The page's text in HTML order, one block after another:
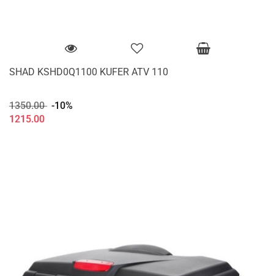
SHAD KSHD0Q1100 KUFER ATV 110
1350.00 -10%
1215.00